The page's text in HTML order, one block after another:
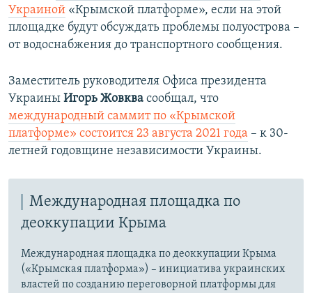
Украиной «Крымской платформе», если на этой
площадке будут обсуждать проблемы полуострова –
от водоснабжения до транспортного сообщения.
Заместитель руководителя Офиса президента
Украины Игорь Жовква сообщал, что
международный саммит по «Крымской
платформе» состоится 23 августа 2021 года – к 30-
летней годовщине независимости Украины.
Международная площадка по
деоккупации Крыма
Международная площадка по деоккупации Крыма
(«Крымская платформа») – инициатива украинских
властей по созданию переговорной платформы для